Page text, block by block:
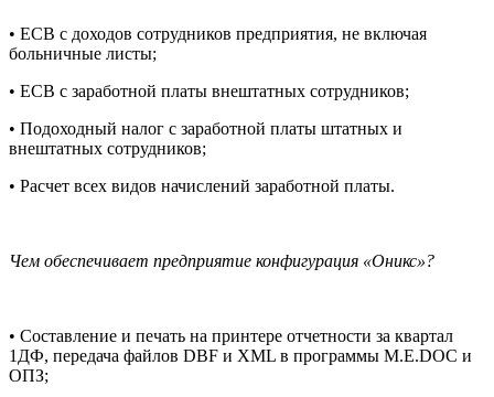
• ЕСВ с доходов сотрудников предприятия, не включая
больничные листы;
• ЕСВ с заработной платы внештатных сотрудников;
• Подоходный налог с заработной платы штатных и
внештатных сотрудников;
• Расчет всех видов начислений заработной платы.
Чем обеспечивает предприятие конфигурация «Оникс»?
• Составление и печать на принтере отчетности за квартал
1ДФ, передача файлов DBF и XML в программы M.E.DOC и
ОПЗ;